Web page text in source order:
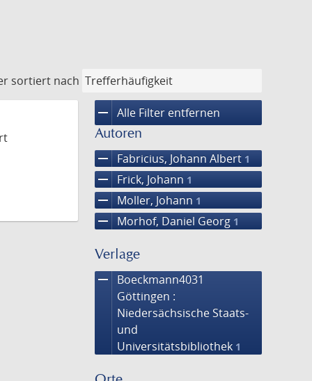
sortiert nach
remove Alle Filter entfernen
Autoren
remove Fabricius, Johann Albert 1
remove Frick, Johann 1
remove Moller, Johann 1
remove Morhof, Daniel Georg 1
Verlage
remove
Boeckmann4031
Göttingen :
Niedersächsische Staats-
und
Universitätsbibliothek 1